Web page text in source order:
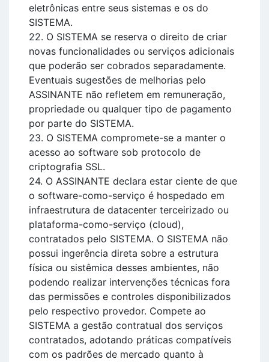
eletrônicas entre seus sistemas e os do
SISTEMA.
22. O SISTEMA se reserva o direito de criar
novas funcionalidades ou serviços adicionais
que poderão ser cobrados separadamente.
Eventuais sugestões de melhorias pelo
ASSINANTE não refletem em remuneração,
propriedade ou qualquer tipo de pagamento
por parte do SISTEMA.
23. O SISTEMA compromete-se a manter o
acesso ao software sob protocolo de
criptografia SSL.
24. O ASSINANTE declara estar ciente de que
o software-como-serviço é hospedado em
infraestrutura de datacenter terceirizado ou
plataforma-como-serviço (cloud),
contratados pelo SISTEMA. O SISTEMA não
possui ingerência direta sobre a estrutura
física ou sistêmica desses ambientes, não
podendo realizar intervenções técnicas fora
das permissões e controles disponibilizados
pelo respectivo provedor. Compete ao
SISTEMA a gestão contratual dos serviços
contratados, adotando práticas compatíveis
com os padrões de mercado quanto à